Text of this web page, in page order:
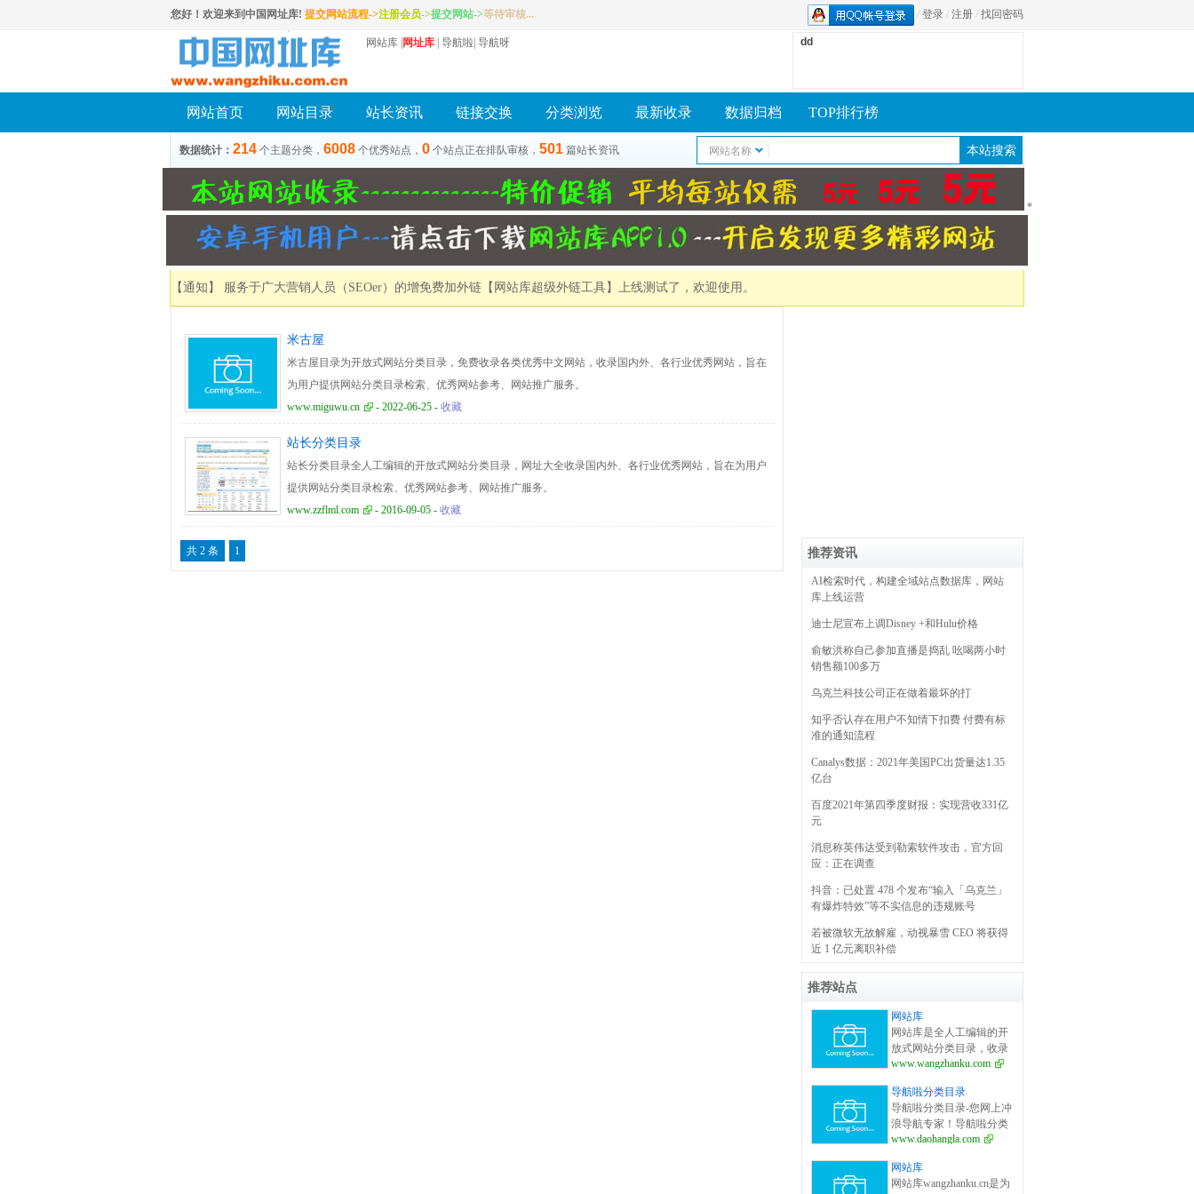
您好！欢迎来到中国网址库! 提交网站流程->注册会员->提交网站->等待审核... / 登录 / 注册 / 找回密码
网站库 网址库 导航啦 导航呀 dd
网站首页 网站目录 站长资讯 链接交换 分类浏览 最新收录 数据归档 TOP排行榜
数据统计： 214 个主题分类， 6008 个优秀站点， 0 个站点正在排队审核， 501 篇站长资讯 网站名称
*
【通知】 服务于广大营销人员（SEOer）的增免费加外链 【网站库超级外链工具】 上线测试了，欢迎使用。
米古屋
米古屋目录为开放式网站分类目录，免费收录各类优秀中文网站，收录国内外、各行业优秀网站，旨在
为用户提供网站分类目录检索、优秀网站参考、网站推广服务。
www.miguwu.cn
- 2022-06-25 - 收藏
站长分类目录
站长分类目录全人工编辑的开放式网站分类目录，网址大全收录国内外、各行业优秀网站，旨在为用户
提供网站分类目录检索、优秀网站参考、网站推广服务。
www.zzflml.com
- 2016-09-05 - 收藏
共 2 条 1 推荐资讯
AI检索时代，构建全域站点数据库，网站
库上线运营
迪士尼宣布上调Disney +和Hulu价格
俞敏洪称自己参加直播是捣乱 吆喝两小时
销售额100多万
乌克兰科技公司正在做着最坏的打
知乎否认存在用户不知情下扣费 付费有标
准的通知流程
Canalys数据：2021年美国PC出货量达1.35
亿台
百度2021年第四季度财报：实现营收331亿
元
消息称英伟达受到勒索软件攻击，官方回
应：正在调查
抖音：已处置 478 个发布“输入「乌克兰」
有爆炸特效”等不实信息的违规账号
若被微软无故解雇，动视暴雪 CEO 将获得
近 1 亿元离职补偿
推荐站点
网站库
网站库是全人工编辑的开
放式网站分类目录，收录
国内外、各行业优秀网
面的网站分类目录检索、
优秀网站参考、网站推广
服务、网站黄页、网上娱
乐冲浪导航网站。
www.wangzhanku.com
导航啦分类目录
导航啦分类目录-您网上冲
浪导航专家！导航啦分类
目录－专业提供为广大站
目录平台，收集国内外、
各行业优秀正规网站,全人
www.daohangla.com
网站库
网站库wangzhanku.cn是为